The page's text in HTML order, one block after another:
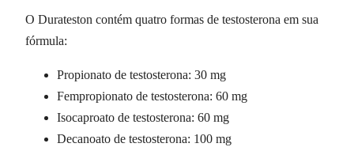
O Durateston contém quatro formas de testosterona em sua
fórmula:
Propionato de testosterona: 30 mg
Fempropionato de testosterona: 60 mg
Isocaproato de testosterona: 60 mg
Decanoato de testosterona: 100 mg